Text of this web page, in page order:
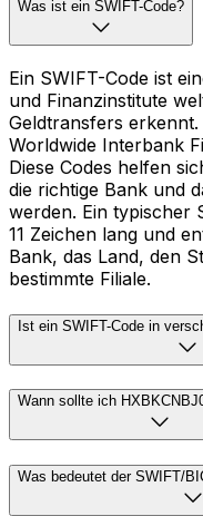
Was ist ein SWIFT-Code?
Ein SWIFT-Code ist
und Finanzinstitute
Geldtransfers
Worldwide Interbank
Diese Codes helfen
die richtige Bank und
werden. Ein typischer
11 Zeichen lang und
Bank, das Land, den
bestimmte Filiale.
Ist ein SWIFT-Code in
Wann sollte ich
Was bedeutet der SWIFT/